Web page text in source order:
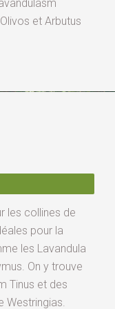
et Arbutus
les collines de
pour la
les Lavandula
On y trouve
Tinus et des
Westringias.